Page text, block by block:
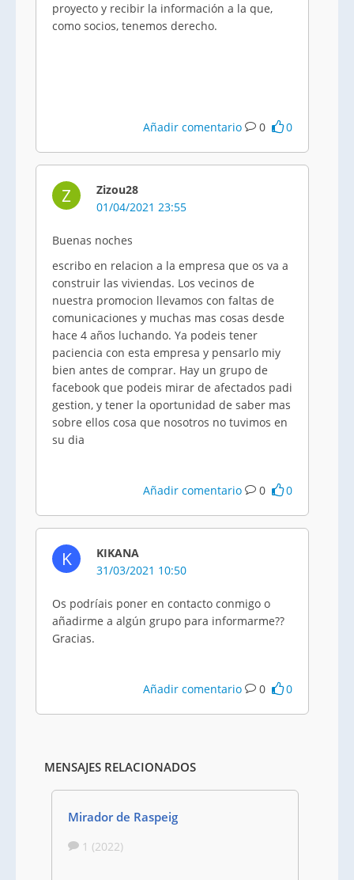
proyecto y recibir la información a la que,
como socios, tenemos derecho.
Añadir comentario 0 0
Z
Zizou28
01/04/2021 23:55
Buenas noches
escribo en relacion a la empresa que os va a
construir las viviendas. Los vecinos de
nuestra promocion llevamos con faltas de
comunicaciones y muchas mas cosas desde
hace 4 años luchando. Ya podeis tener
paciencia con esta empresa y pensarlo miy
bien antes de comprar. Hay un grupo de
facebook que podeis mirar de afectados padi
gestion, y tener la oportunidad de saber mas
sobre ellos cosa que nosotros no tuvimos en
su dia
Añadir comentario 0 0
K
KIKANA
31/03/2021 10:50
Os podríais poner en contacto conmigo o
añadirme a algún grupo para informarme??
Gracias.
Añadir comentario 0 0
MENSAJES RELACIONADOS
Mirador de Raspeig
1 (2022)